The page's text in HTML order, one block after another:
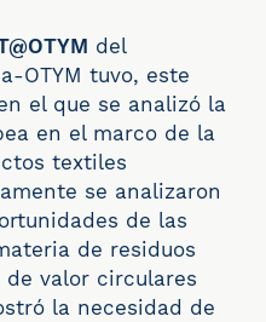
del
OTYM tuvo, este
el que se analizó la
en el marco de la
textiles
se analizaron
de las
de residuos
valor circulares
la necesidad de